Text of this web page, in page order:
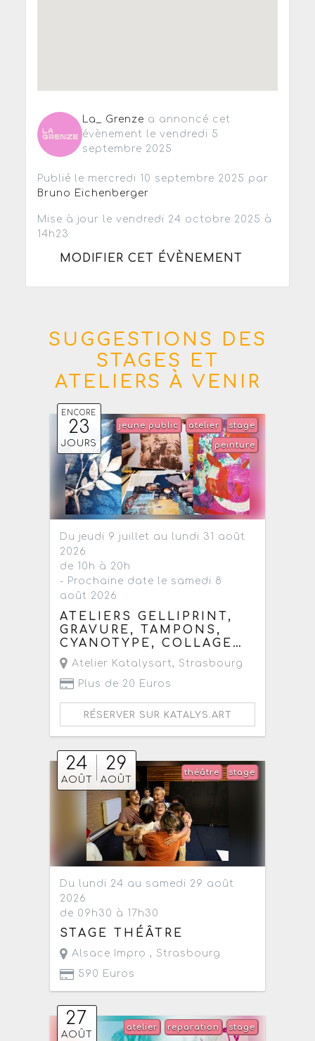
La_ Grenze a annoncé cet
évènement le vendredi 5
septembre 2025
Publié le mercredi 10 septembre 2025 par
Bruno Eichenberger
Mise à jour le vendredi 24 octobre 2025 à
14h23
MODIFIER CET ÉVÈNEMENT
SUGGESTIONS DES
STAGES ET
ATELIERS À VENIR
ENCORE
23
JOURS
stage
atelier
jeune public
peinture
Du jeudi 9 juillet au lundi 31 août
2026
de 10h à 20h
- Prochaine date le samedi 8
août 2026
ATELIERS GELLIPRINT,
GRAVURE, TAMPONS,
CYANOTYPE, COLLAGE…
Atelier Katalysart, Strasbourg
Plus de 20 Euros
RÉSERVER SUR KATALYS.ART
24
AOÛT
29
AOÛT
stage
théâtre
Du lundi 24 au samedi 29 août
2026
de 09h30 à 17h30
STAGE THÉÂTRE
Alsace Impro , Strasbourg
590 Euros
27
AOÛT
stage
reparation
atelier